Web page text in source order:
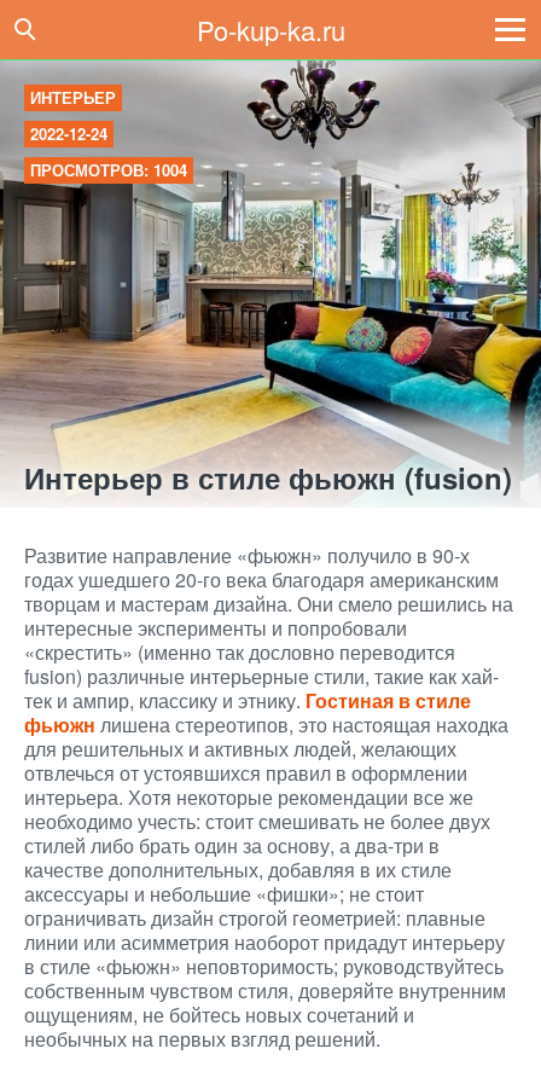
Po-kup-ka.ru
ИНТЕРЬЕР
2022-12-24
ПРОСМОТРОВ: 1004
Интерьер в стиле фьюжн (fusion)
Развитие направление «фьюжн» получило в 90-х
годах ушедшего 20-го века благодаря американским
творцам и мастерам дизайна. Они смело решились на
интересные эксперименты и попробовали
«скрестить» (именно так дословно переводится
fusion) различные интерьерные стили, такие как хай-
тек и ампир, классику и этнику. Гостиная в стиле
фьюжн лишена стереотипов, это настоящая находка
для решительных и активных людей, желающих
отвлечься от устоявшихся правил в оформлении
интерьера. Хотя некоторые рекомендации все же
необходимо учесть: стоит смешивать не более двух
стилей либо брать один за основу, а два-три в
качестве дополнительных, добавляя в их стиле
аксессуары и небольшие «фишки»; не стоит
ограничивать дизайн строгой геометрией: плавные
линии или асимметрия наоборот придадут интерьеру
в стиле «фьюжн» неповторимость; руководствуйтесь
собственным чувством стиля, доверяйте внутренним
ощущениям, не бойтесь новых сочетаний и
необычных на первых взгляд решений.